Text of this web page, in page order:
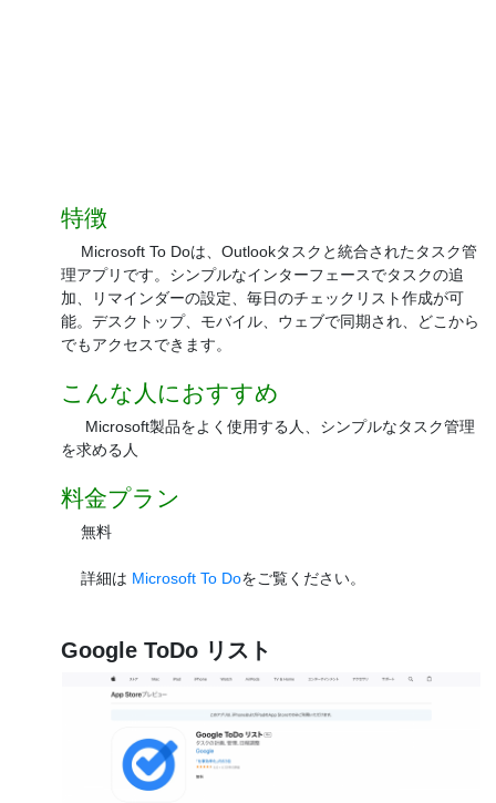
特徴
Microsoft To Doは、Outlookタスクと統合されたタスク管
理アプリです。シンプルなインターフェースでタスクの追
加、リマインダーの設定、毎日のチェックリスト作成が可
能。デスクトップ、モバイル、ウェブで同期され、どこから
でもアクセスできます。
こんな人におすすめ
Microsoft製品をよく使用する人、シンプルなタスク管理
を求める人
料金プラン
無料
詳細は Microsoft To Doをご覧ください。
Google ToDo リスト